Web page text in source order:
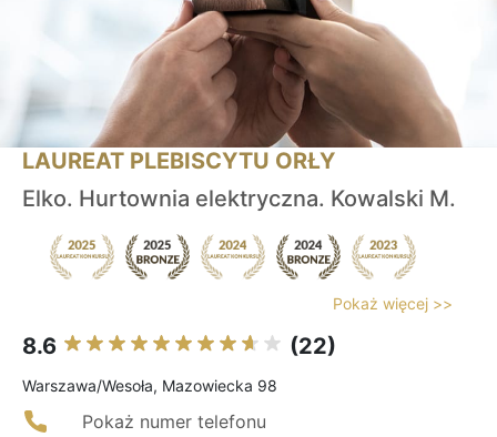
LAUREAT PLEBISCYTU ORŁY
Elko. Hurtownia elektryczna. Kowalski M.
Pokaż więcej >>
8.6 (22)
Warszawa/Wesoła, Mazowiecka 98
Pokaż numer telefonu